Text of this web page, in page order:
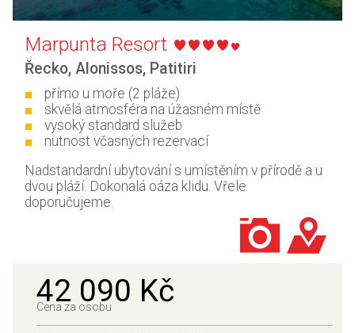
Marpunta Resort
Řecko,Alonissos, Patitiri
přímo u moře (2 pláže)
skvělá atmosféra na úžasném místě
vysoký standard služeb
nutnost včasných rezervací
Nadstandardní ubytování s umístěním v přírodě a u
dvou pláží. Dokonalá oáza klidu. Vřele
doporučujeme.
42 090 Kč
Cena za osobu